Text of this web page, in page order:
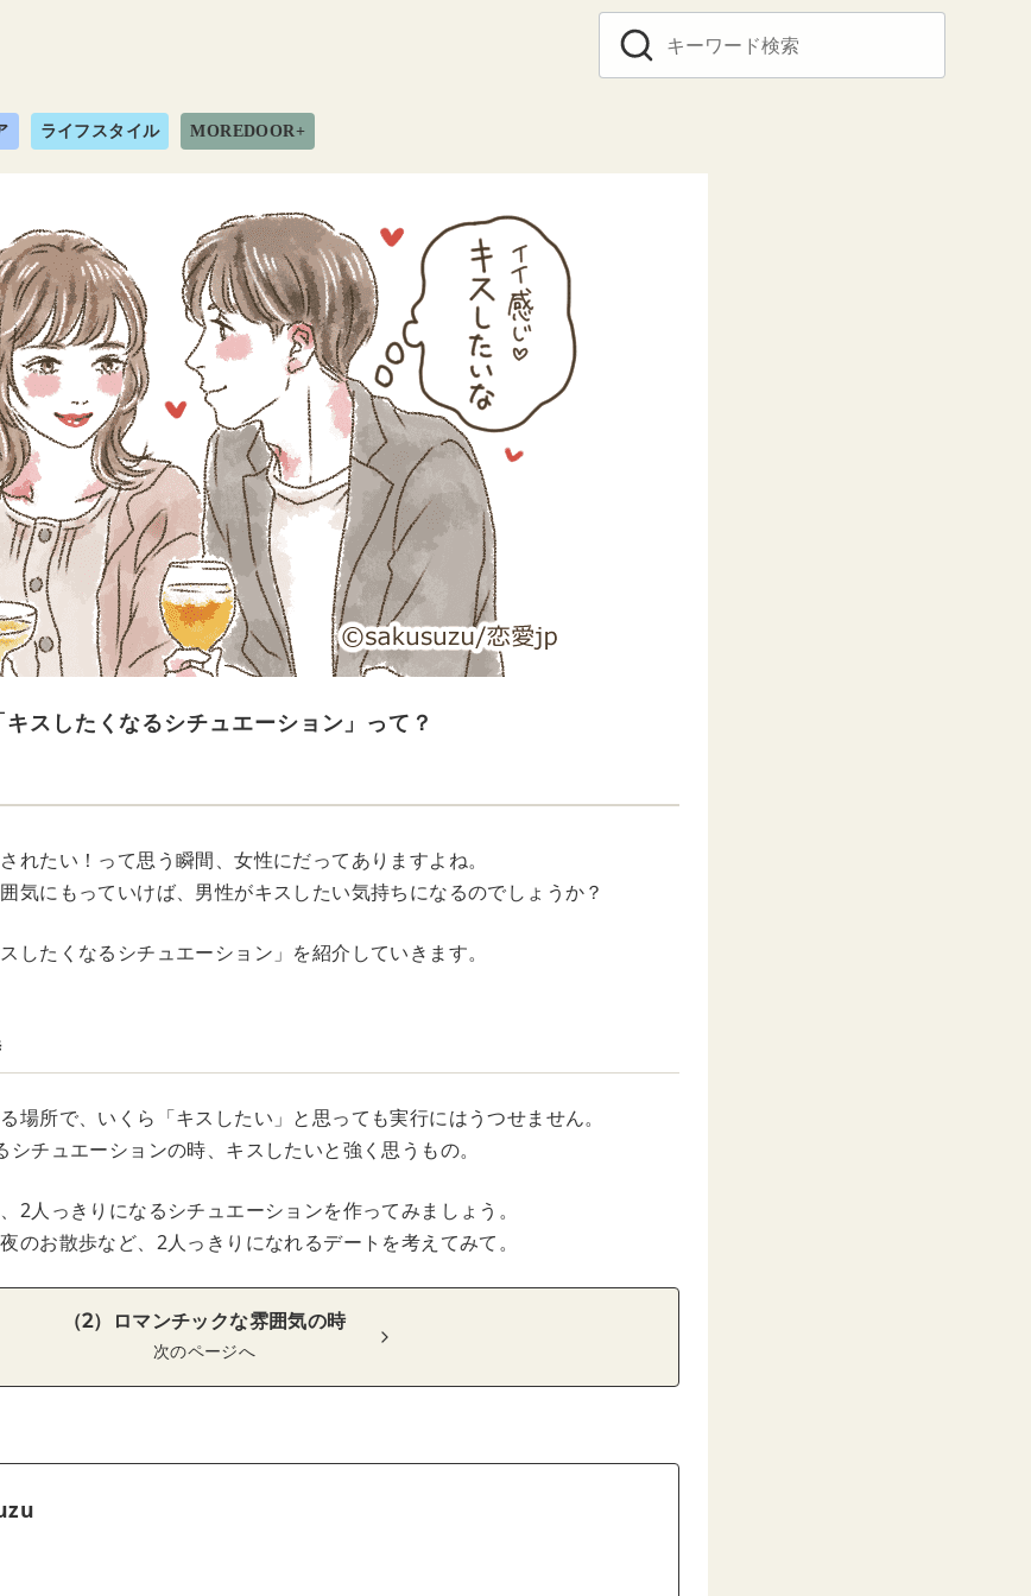
ライフスタイル MOREDOOR+
スしたくなるシチュエーション」って？
れたい！って思う瞬間、女性にだってありますよね。
気にもっていけば、男性がキスしたい気持ちになるのでしょうか？
したくなるシチュエーション」を紹介していきます。
場所で、いくら「キスしたい」と思っても実行にはうつせません。
チュエーションの時、キスしたいと強く思うもの。
2人っきりになるシチュエーションを作ってみましょう。
のお散歩など、2人っきりになれるデートを考えてみて。
（2）ロマンチックな雰囲気の時
次のページへ